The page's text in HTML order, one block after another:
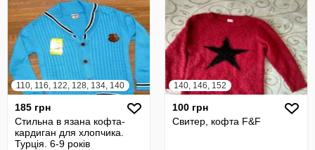
110, 116, 122, 128, 134, 140
185 грн
Стильна в язана кофта-
кардиган для хлопчика.
Турція. 6-9 років
140, 146, 152
100 грн
Свитер, кофта F&F